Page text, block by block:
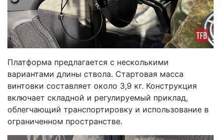
Платформа предлагается с несколькими
вариантами длины ствола. Стартовая масса
винтовки составляет около 3,9 кг. Конструкция
включает складной и регулируемый приклад,
облегчающий транспортировку и использование в
ограниченном пространстве.